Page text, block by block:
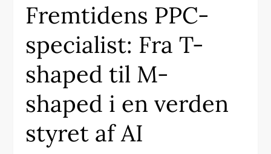
Fremtidens PPC-
specialist: Fra T-
shaped til M-
shaped i en verden
styret af AI